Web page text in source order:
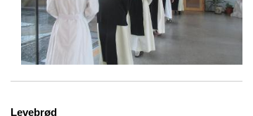
Levebrød